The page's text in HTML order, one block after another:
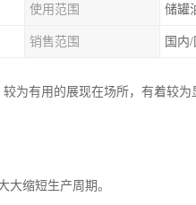
使用范围 储罐
销售范围 国内
为有用的展现在场所，有着较
大缩短生产周期。